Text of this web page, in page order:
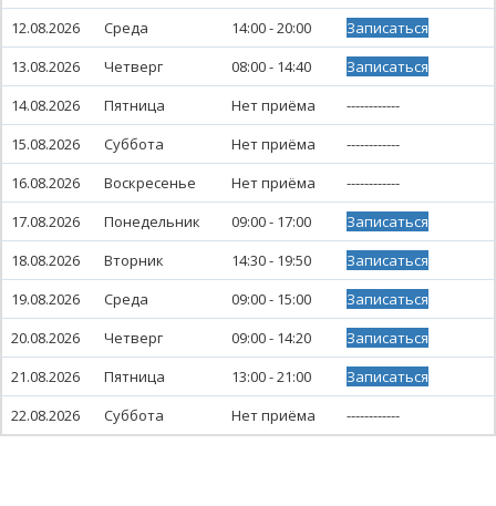
12.08.2026
Среда 14:00 - 20:00
Записаться
13.08.2026
Четверг 08:00 - 14:40
Записаться
14.08.2026
Пятница Нет приёма
------------
15.08.2026
Суббота Нет приёма
------------
16.08.2026
Воскресенье Нет приёма
------------
17.08.2026
Понедельник 09:00 - 17:00
Записаться
18.08.2026
Вторник 14:30 - 19:50
Записаться
19.08.2026
Среда 09:00 - 15:00
Записаться
20.08.2026
Четверг 09:00 - 14:20
Записаться
21.08.2026
Пятница 13:00 - 21:00
Записаться
22.08.2026
Суббота Нет приёма ------------